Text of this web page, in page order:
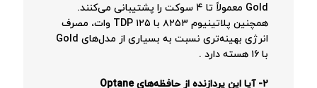
Gold معمولاً تا ۴ سوکت را پشتیبانی می‌کنند.
همچنین پلاتینیوم ۸۲۵۳ با TDP ۱۲۵ وات، مصرف
انرژی بهینه‌تری نسبت به بسیاری از مدل‌های Gold
با ۱۶ هسته دارد
.
۲- آیا این پردازنده از حافظه‌های Optane